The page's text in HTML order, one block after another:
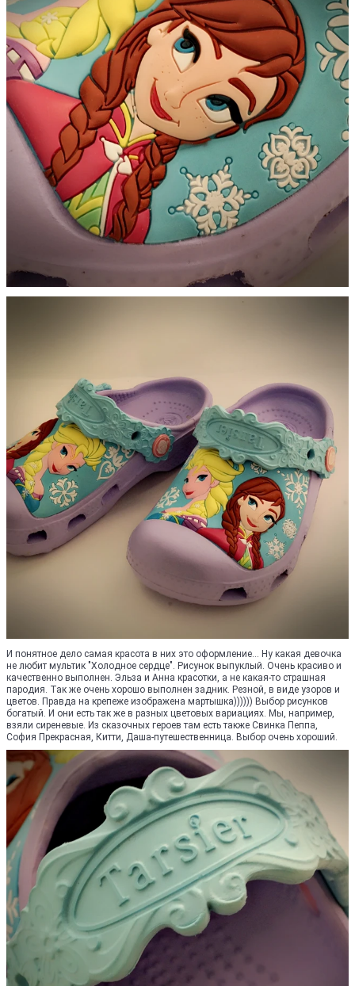
И понятное дело самая красота в них это оформление... Ну какая девочка
не любит мультик "Холодное сердце". Рисунок выпуклый. Очень красиво и
качественно выполнен. Эльза и Анна красотки, а не какая-то страшная
пародия. Так же очень хорошо выполнен задник. Резной, в виде узоров и
цветов. Правда на крепеже изображена мартышка)))))) Выбор рисунков
богатый. И они есть так же в разных цветовых вариациях. Мы, например,
взяли сиреневые. Из сказочных героев там есть также Свинка Пеппа,
София Прекрасная, Китти, Даша-путешественница. Выбор очень хороший.